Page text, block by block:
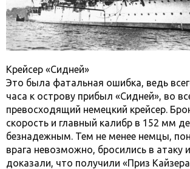
Крейсер «Сидней»
Это была фатальная ошибка, ведь
часа к острову прибыл «Сидней», во
превосходящий немецкий крейсер.
скорость и главный калибр в 152 мм
безнадежным. Тем не менее немцы,
врага невозможно, бросились в атаку
доказали, что получили «Приз